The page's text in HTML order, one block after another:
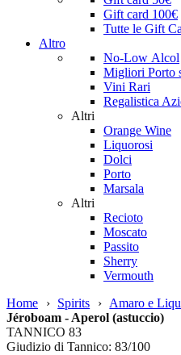
Gift card 100€
Tutte le Gift
Altro
No-Low Alcol
Migliori Porto
Vini Rari
Regalistica
Altri
Orange Wine
Liquorosi
Dolci
Porto
Marsala
Altri
Recioto
Moscato
Passito
Sherry
Vermouth
Home
› Spirits › Amaro e
Jéroboam - Aperol (astuccio)
TANNICO 83
Giudizio di Tannico: 83/100